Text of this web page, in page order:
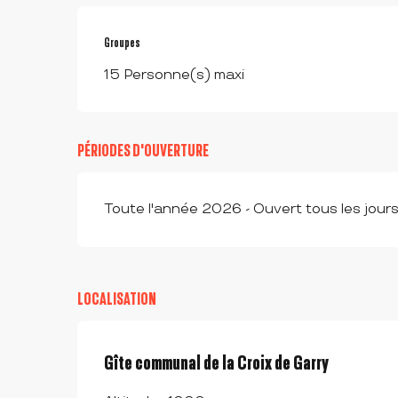
Groupes
Groupes
15 Personne(s) maxi
PÉRIODES D'OUVERTURE
Toute l'année 2026 - Ouvert tous les
LOCALISATION
Gîte communal de la Croix de Garry